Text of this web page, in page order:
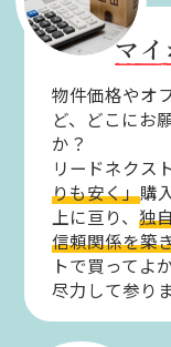
マイ
物件価格やオ
ど、どこにお
か？
リードネクス
りも安く」購
上に亘り、独
信頼関係を築
トで買ってよ
尽力して参りま